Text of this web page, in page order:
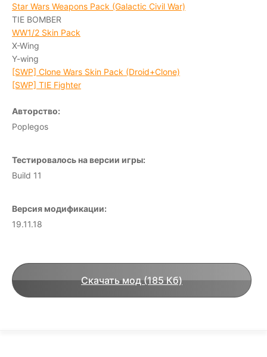
Star Wars Weapons Pack (Galactic Civil War)
TIE BOMBER
WW1/2 Skin Pack
X-Wing
Y-wing
[SWP] Clone Wars Skin Pack (Droid+Clone)
[SWP] TIE Fighter
Авторство:
Poplegos
Тестировалось на версии игры:
Build 11
Версия модификации:
19.11.18
Скачать мод (185 Кб)